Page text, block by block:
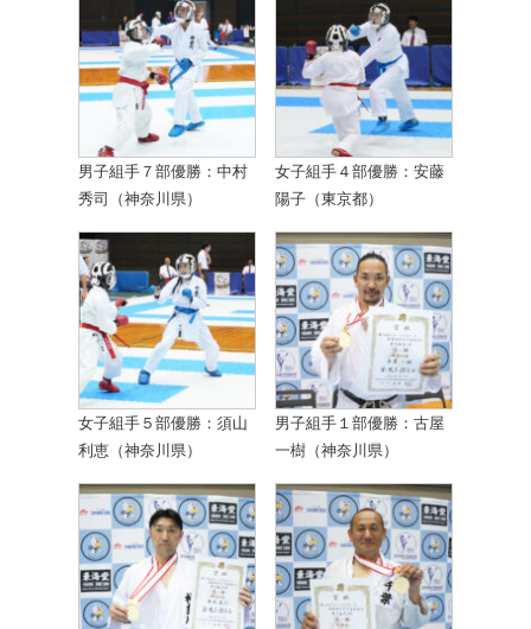
男子組手７部優勝：中村
秀司（神奈川県）
女子組手４部優勝：安藤
陽子（東京都）
女子組手５部優勝：須山
利恵（神奈川県）
男子組手１部優勝：古屋
一樹（神奈川県）